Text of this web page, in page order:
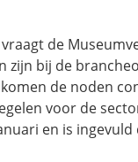
de
zijn bij de
de noden
voor de
en is